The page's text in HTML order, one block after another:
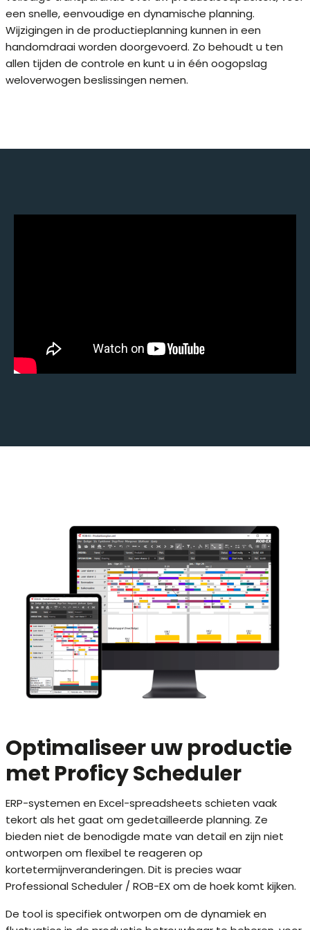
een snelle, eenvoudige en dynamische planning.
Wijzigingen in de productieplanning kunnen in een
handomdraai worden doorgevoerd. Zo behoudt u ten
allen tijden de controle en kunt u in één oogopslag
weloverwogen beslissingen nemen.
Optimaliseer uw productie
met Proficy Scheduler
ERP-systemen en Excel-spreadsheets schieten vaak
tekort als het gaat om gedetailleerde planning. Ze
bieden niet de benodigde mate van detail en zijn niet
ontworpen om flexibel te reageren op
kortetermijnveranderingen. Dit is precies waar
Professional Scheduler / ROB-EX om de hoek komt kijken.
De tool is specifiek ontworpen om de dynamiek en